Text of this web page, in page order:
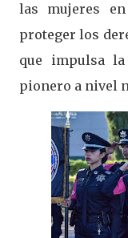
las mujeres
proteger los
que impulsa la
pionero a nivel